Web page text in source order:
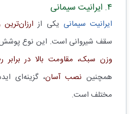
۴. ایرانیت سیمانی
ایرانیت سیمانی یکی از
سقف شیروانی است. این نوع
وزن سبک، مقاومت بالا در برابر
همچنین نصب آسان، گزینه‌ای
مختلف است.